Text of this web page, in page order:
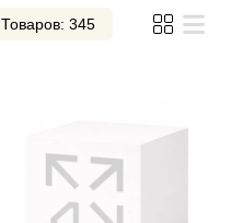
Товаров: 345